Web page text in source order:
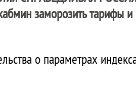
заморозить тарифы
о параметрах